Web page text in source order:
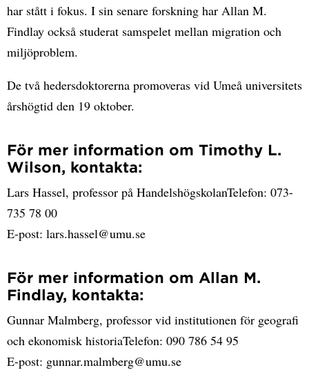
har stått i fokus. I sin senare forskning har Allan M.
Findlay också studerat samspelet mellan migration och
miljöproblem.
De två hedersdoktorerna promoveras vid Umeå universitets
årshögtid den 19 oktober.
För mer information om Timothy L.
Wilson, kontakta:
Lars Hassel, professor på HandelshögskolanTelefon: 073-
735 78 00
E-post: lars.hassel@umu.se
För mer information om Allan M.
Findlay, kontakta:
Gunnar Malmberg, professor vid institutionen för geografi
och ekonomisk historiaTelefon: 090 786 54 95
E-post: gunnar.malmberg@umu.se